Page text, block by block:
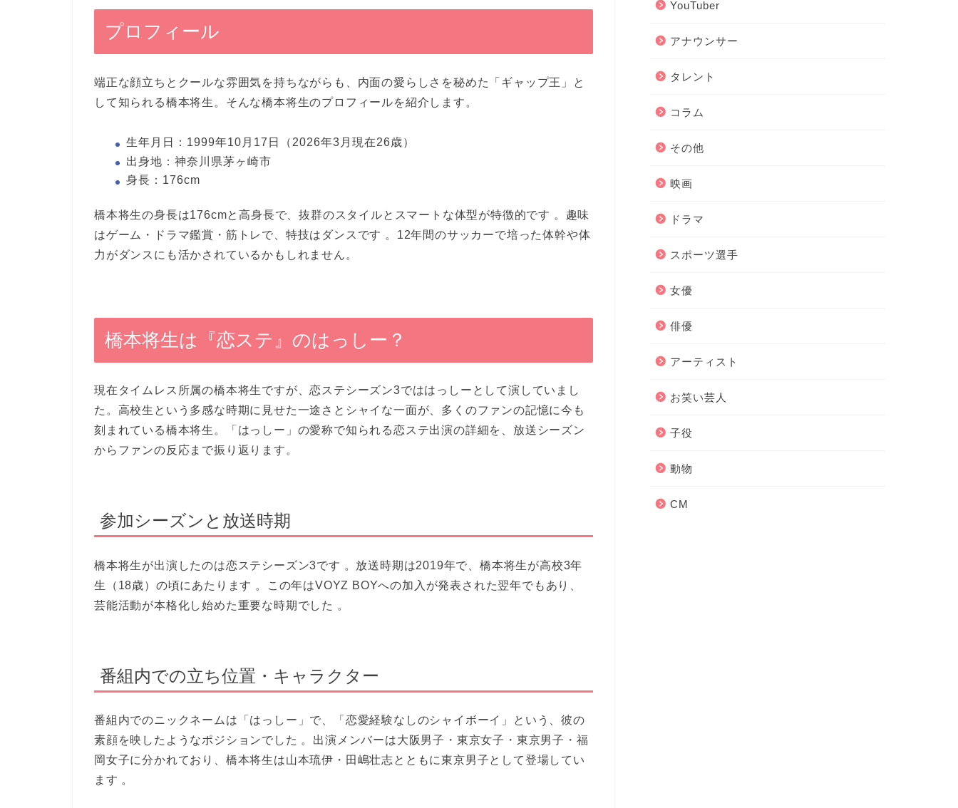
プロフィール
端正な顔立ちとクールな雰囲気を持ちながらも、内面の愛らしさを秘めた「ギャップ王」と
して知られる橋本将生。そんな橋本将生のプロフィールを紹介します。
生年月日：1999年10月17日（2026年3月現在26歳）
出身地：神奈川県茅ヶ崎市
身長：176cm
橋本将生の身長は176cmと高身長で、抜群のスタイルとスマートな体型が特徴的です 。趣味
はゲーム・ドラマ鑑賞・筋トレで、特技はダンスです 。12年間のサッカーで培った体幹や体
力がダンスにも活かされているかもしれません。
橋本将生は『恋ステ』のはっしー？
現在タイムレス所属の橋本将生ですが、恋ステシーズン3でははっしーとして演していまし
た。高校生という多感な時期に見せた一途さとシャイな一面が、多くのファンの記憶に今も
刻まれている橋本将生。「はっしー」の愛称で知られる恋ステ出演の詳細を、放送シーズン
からファンの反応まで振り返ります。
参加シーズンと放送時期
橋本将生が出演したのは恋ステシーズン3です 。放送時期は2019年で、橋本将生が高校3年
生（18歳）の頃にあたります 。この年はVOYZ BOYへの加入が発表された翌年でもあり、
芸能活動が本格化し始めた重要な時期でした 。
番組内での立ち位置・キャラクター
番組内でのニックネームは「はっしー」で、「恋愛経験なしのシャイボーイ」という、彼の
素顔を映したようなポジションでした 。出演メンバーは大阪男子・東京女子・東京男子・福
岡女子に分かれており、橋本将生は山本琉伊・田嶋壮志とともに東京男子として登場してい
ます 。
YouTuber
アナウンサー
タレント
コラム
その他
映画
ドラマ
スポーツ選手
女優
俳優
アーティスト
お笑い芸人
子役
動物
CM